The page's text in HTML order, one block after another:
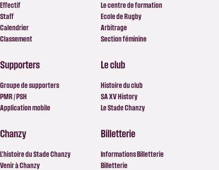
Effectif
Staff
Calendrier
Classement
Le centre de formation
Ecole de Rugby
Arbitrage
Section féminine
Supporters
Groupe de supporters
PMR / PSH
Application mobile
Le club
Histoire du club
SA XV History
Le Stade Chanzy
Chanzy
L’histoire du Stade Chanzy
Venir à Chanzy
Billetterie
Informations Billetterie
Billetterie